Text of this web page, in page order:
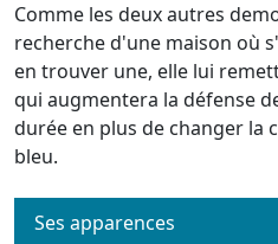
Comme les deux autres
recherche d'une maison où
en trouver une, elle lui
qui augmentera la défense
durée en plus de changer la
bleu.
Ses apparences